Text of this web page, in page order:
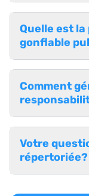
Quelle est
gonflable
Comment
Votre
répertoriée?